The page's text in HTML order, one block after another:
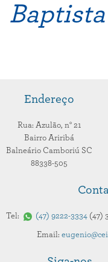
Baptista
Endereço
Rua: Azulão, n° 21
Bairro Ariribá
Balneário Camboriú SC
88338-505
Tel: 47 9222-3334 47
Email: